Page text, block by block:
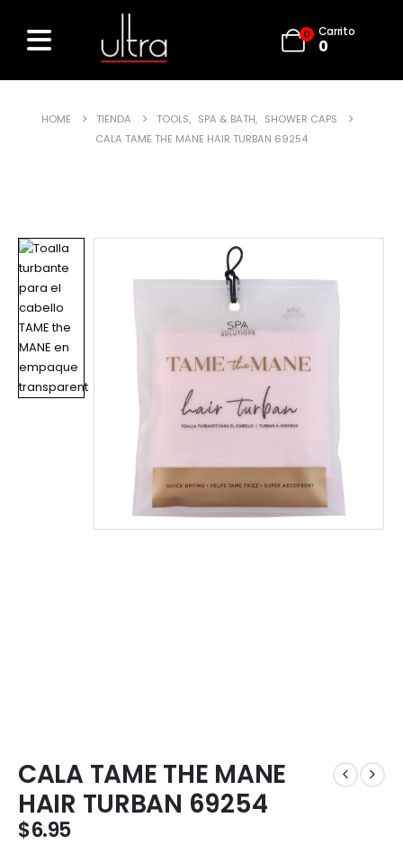
0 Carrito
0
HOME TIENDA TOOLS, SPA & BATH, SHOWER CAPS
CALA TAME THE MANE HAIR TURBAN 69254
CALA TAME THE MANE
HAIR TURBAN 69254
$6.95